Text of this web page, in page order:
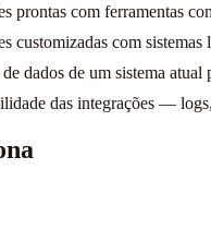
prontas com ferramentas
customizadas com
dados de um sistema atual
das integrações —